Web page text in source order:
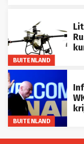
BUITENLAND
BUITENLAND